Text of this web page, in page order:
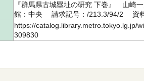
『群馬県古城塁址の研究 下巻』 山
館：中央 請求記号：/213.3/94/2 資
https://catalog.library.metro.tokyo.lg.jp/
309830